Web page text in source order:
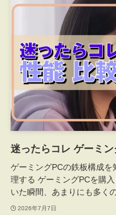
迷ったらコレ ゲーミ
ゲーミングPCの鉄板構成
理する ゲーミングPCを購
いた瞬間、あまりにも多く
2026年7月7日